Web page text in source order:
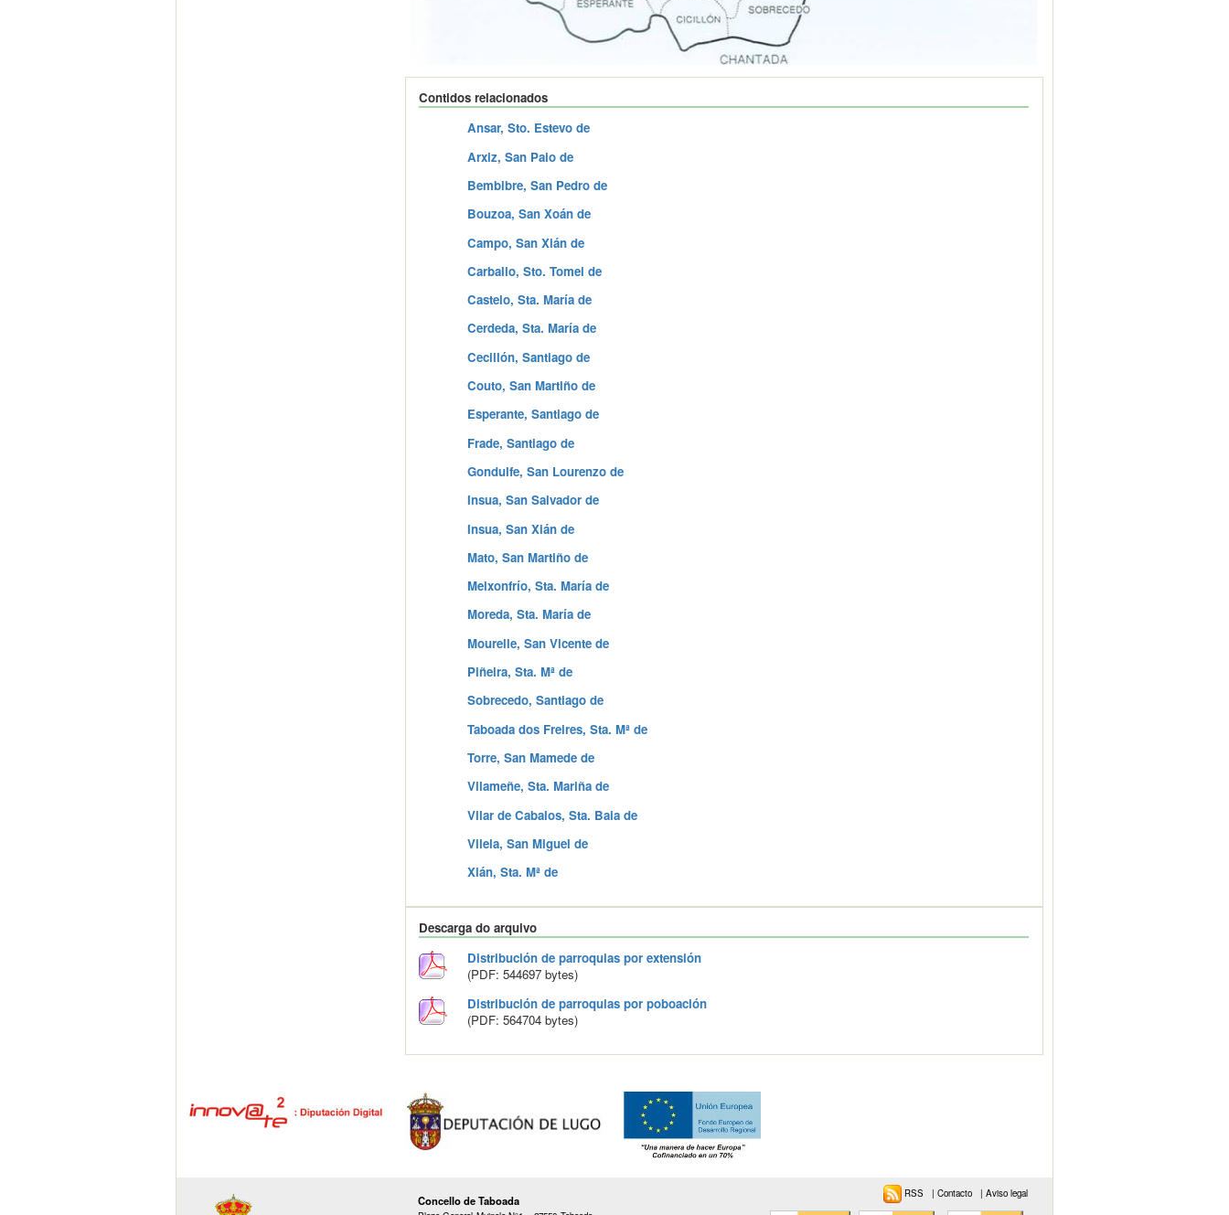
Contidos relacionados
Ansar, Sto. Estevo de
Arxiz, San Paio de
Bembibre, San Pedro de
Bouzoa, San Xoán de
Campo, San Xián de
Carballo, Sto. Tomei de
Castelo, Sta. María de
Cerdeda, Sta. María de
Cecillón, Santiago de
Couto, San Martiño de
Esperante, Santiago de
Frade, Santiago de
Gondulfe, San Lourenzo de
Insua, San Salvador de
Insua, San Xián de
Mato, San Martiño de
Meixonfrío, Sta. María de
Moreda, Sta. María de
Mourelle, San Vicente de
Piñeira, Sta. Mª de
Sobrecedo, Santiago de
Taboada dos Freires, Sta. Mª de
Torre, San Mamede de
Vilameñe, Sta. Mariña de
Vilar de Cabalos, Sta. Baia de
Vilela, San Miguel de
Xián, Sta. Mª de
Descarga do arquivo
Distribución de parroquias por extensión
(PDF: 544697 bytes)
Distribución de parroquias por poboación
(PDF: 564704 bytes)
Concello de Taboada
RSS |Contacto |Aviso legal